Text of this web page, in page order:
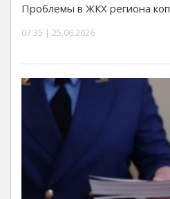
Проблемы в ЖКХ региона
07:35 | 25.06.2026